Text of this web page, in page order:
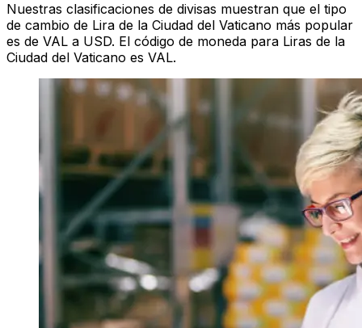
Nuestras clasificaciones de divisas muestran que el tipo
de cambio de Lira de la Ciudad del Vaticano más popular
es de VAL a USD. El código de moneda para Liras de la
Ciudad del Vaticano es VAL.